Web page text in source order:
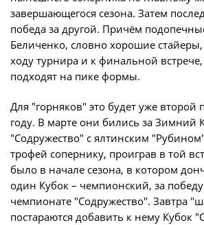
Новости
О турнире
Турнир Объединенного
футболу "Содружество"
Календарь и
Турнирная таблица
Статистика
Команды
Игроки
Учредительные
Регламентирующие
завершающегося сезона. Затем
победа за другой. Причём
Беличенко, словно хорошие
ходу турнира и к финальной встрече,
подходят на пике формы.
Для "горняков" это будет уже
году. В марте они бились за Зимний
"Содружество" с ялтинским
трофей сопернику, проиграв в той
было в начале сезона, в котором
один Кубок – чемпионский, за
чемпионате "Содружество". Завтра
постараются добавить к нему Кубок